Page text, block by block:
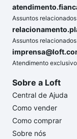
Assuntos
Assuntos
Atendimento
Sobre a Loft
Central de Ajuda
Como vender
Como comprar
Sobre nós